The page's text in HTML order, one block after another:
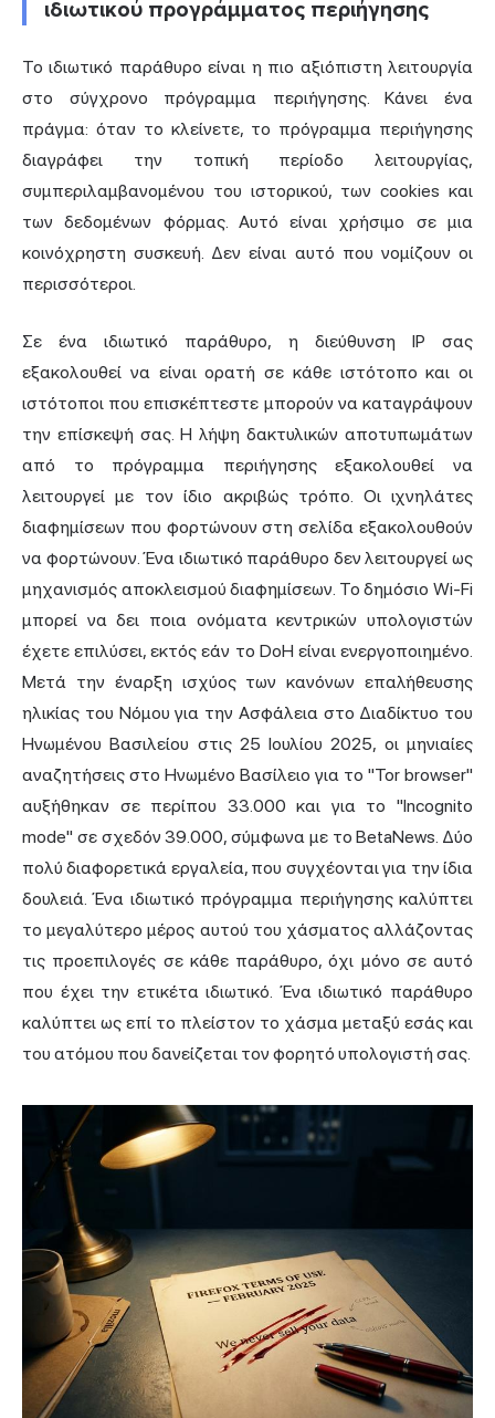
ιδιωτικού προγράμματος περιήγησης
Το ιδιωτικό παράθυρο είναι η πιο αξιόπιστη λειτουργία
στο σύγχρονο πρόγραμμα περιήγησης. Κάνει ένα
πράγμα: όταν το κλείνετε, το πρόγραμμα περιήγησης
διαγράφει την τοπική περίοδο λειτουργίας,
συμπεριλαμβανομένου του ιστορικού, των cookies και
των δεδομένων φόρμας. Αυτό είναι χρήσιμο σε μια
κοινόχρηστη συσκευή. Δεν είναι αυτό που νομίζουν οι
περισσότεροι.
Σε ένα ιδιωτικό παράθυρο, η διεύθυνση IP σας
εξακολουθεί να είναι ορατή σε κάθε ιστότοπο και οι
ιστότοποι που επισκέπτεστε μπορούν να καταγράψουν
την επίσκεψή σας. Η λήψη δακτυλικών αποτυπωμάτων
από το πρόγραμμα περιήγησης εξακολουθεί να
λειτουργεί με τον ίδιο ακριβώς τρόπο. Οι ιχνηλάτες
διαφημίσεων που φορτώνουν στη σελίδα εξακολουθούν
να φορτώνουν. Ένα ιδιωτικό παράθυρο δεν λειτουργεί ως
μηχανισμός αποκλεισμού διαφημίσεων. Το δημόσιο Wi-Fi
μπορεί να δει ποια ονόματα κεντρικών υπολογιστών
έχετε επιλύσει, εκτός εάν το DoH είναι ενεργοποιημένο.
Μετά την έναρξη ισχύος των κανόνων επαλήθευσης
ηλικίας του Νόμου για την Ασφάλεια στο Διαδίκτυο του
Ηνωμένου Βασιλείου στις 25 Ιουλίου 2025, οι μηνιαίες
αναζητήσεις στο Ηνωμένο Βασίλειο για το "Tor browser"
αυξήθηκαν σε περίπου 33.000 και για το "Incognito
mode" σε σχεδόν 39.000, σύμφωνα με το BetaNews. Δύο
πολύ διαφορετικά εργαλεία, που συγχέονται για την ίδια
δουλειά. Ένα ιδιωτικό πρόγραμμα περιήγησης καλύπτει
το μεγαλύτερο μέρος αυτού του χάσματος αλλάζοντας
τις προεπιλογές σε κάθε παράθυρο, όχι μόνο σε αυτό
που έχει την ετικέτα ιδιωτικό. Ένα ιδιωτικό παράθυρο
καλύπτει ως επί το πλείστον το χάσμα μεταξύ εσάς και
του ατόμου που δανείζεται τον φορητό υπολογιστή σας.